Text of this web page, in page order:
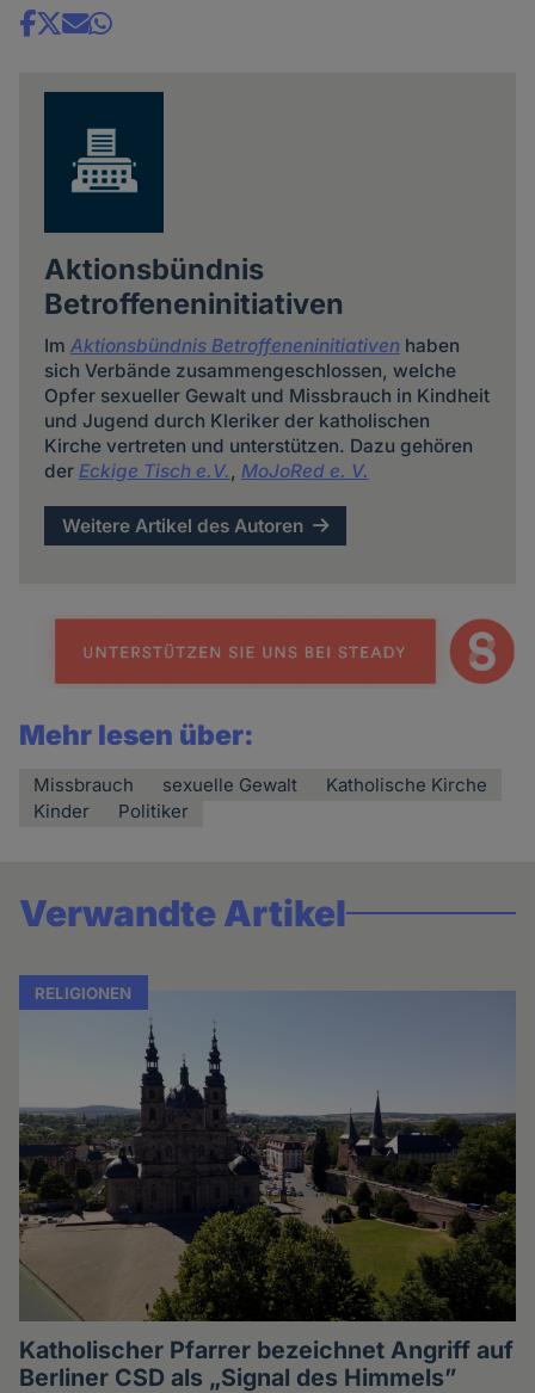
Share
Aktionsbündnis
Betroffeneninitiativen
Im Aktionsbündnis Betroffeneninitiativen haben
sich Verbände zusammengeschlossen, welche
Opfer sexueller Gewalt und Missbrauch in Kindheit
und Jugend durch Kleriker der katholischen
Kirche vertreten und unterstützen. Dazu gehören
der Eckige Tisch e.V. MoJoRed e. V.
Weitere Artikel des Autoren
Mehr lesen über:
Missbrauch sexuelle Gewalt
Katholische Kirche
Kinder
Politiker
Verwandte Artikel
RELIGIONEN
Katholischer Pfarrer bezeichnet Angriff auf
Berliner CSD als „Signal des Himmels”